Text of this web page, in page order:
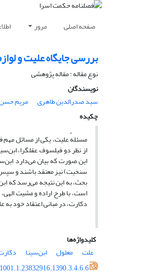
صفحه اصلی مرور
بررسی جایگاه علیت و
نوع مقاله : مقاله پژوهشی
نویسندگان
سید صدرالدین طاهری
مریم
چکیده
مسئلهٔ علیت، یکی از مسائل
از نظر دو فیلسوف عقلگرا،
این صورت که بیان می‌دارد
سنخیت) نیز معتقد باشند و سپس
بحث، به این نتیجه می‌رسد که
است، با طرح اراده و مشیت
دکارت، در مبانی اعتقاد خود به
کلیدواژه‌ها
علت
معلول ابن‌سینا